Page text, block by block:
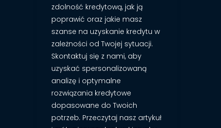
zdolność kredytową, jak ją
poprawić oraz jakie masz
szanse na uzyskanie kredytu w
zależności od Twojej sytuacji.
Skontaktuj się z nami, aby
uzyskać spersonalizowaną
analizę i optymalne
rozwiązania kredytowe
dopasowane do Twoich
potrzeb. Przeczytaj nasz artykuł